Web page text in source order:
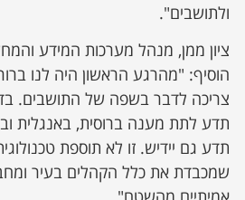
ולתושבים".
ציון ממן, מנהל מערכות המידע
הוסיף: "מהרגע הראשון היה לנו
צריכה לדבר בשפה של התושבים.
תדע לתת מענה ברוסית, באנגלית
תדע גם יידיש. זו לא תוספת
שמכבדת את כלל הקהלים בעיר